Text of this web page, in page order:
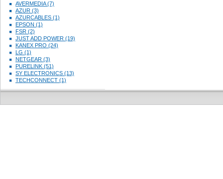
AVERMEDIA (7)
AZUR (3)
AZURCABLES (1)
EPSON (1)
FSR (2)
JUST ADD POWER (19)
KANEX PRO (24)
LG (1)
NETGEAR (3)
PURELINK (51)
SY ELECTRONICS (13)
TECHCONNECT (1)